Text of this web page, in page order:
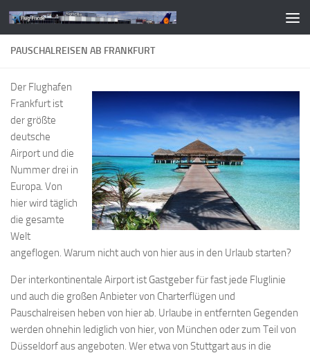
Zum Inhalt springen
PAUSCHALREISEN AB FRANKFURT
Der Flughafen
Frankfurt ist
der größte
deutsche
Airport und die
Nummer drei in
Europa. Von
hier wird täglich
die gesamte
Welt
angeflogen. Warum nicht auch von hier aus in den Urlaub starten?
Der interkontinentale Airport ist Gastgeber für fast jede Fluglinie
und auch die großen Anbieter von Charterflügen und
Pauschalreisen heben von hier ab. Urlaube in entfernten Gegenden
werden ohnehin lediglich von hier, von München oder zum Teil von
Düsseldorf aus angeboten. Wer etwa von Stuttgart aus in die